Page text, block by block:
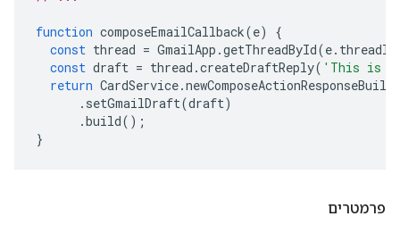
function composeEmailCallback(e)
{
const thread = GmailApp .getThreadById(e. threadId
const draft = thread .createDraftReply( 'This is
return CardService.
. setGmailDraft(draft)
.build();
}
פרמטרים